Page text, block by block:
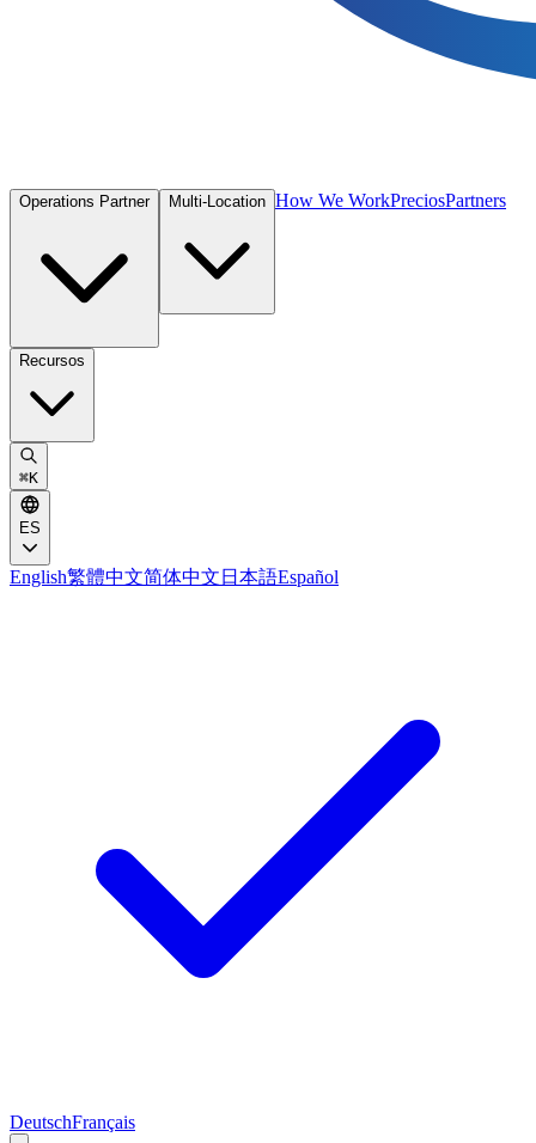
Operations Partner Multi-Location How We WorkPreciosPartners
Recursos
⌘K
ES
English繁體中文简体中文 日本語Español
DeutschFrançais